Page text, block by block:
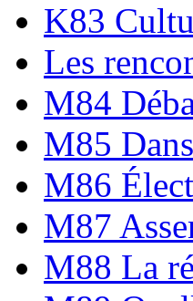
K83
Les
M84
M85
M86
M87
M88 La